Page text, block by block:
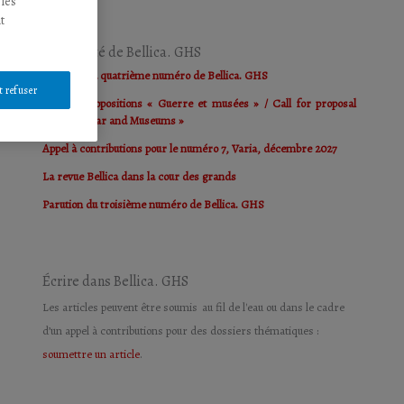
L'actualité de Bellica. GHS
Parution du quatrième numéro de Bellica. GHS
Appel à propositions « Guerre et musées » / Call for proposal
papers « War and Museums »
Appel à contributions pour le numéro 7, Varia, décembre 2027
La revue Bellica dans la cour des grands
Parution du troisième numéro de Bellica. GHS
Écrire dans Bellica. GHS
Les articles peuvent être soumis au fil de l'eau ou dans le cadre
d’un appel à contributions pour des dossiers thématiques :
soumettre un article.
refuser